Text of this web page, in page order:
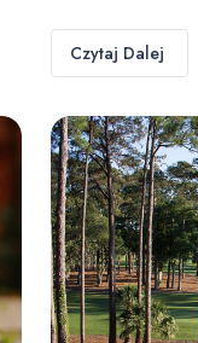
Czytaj Dalej